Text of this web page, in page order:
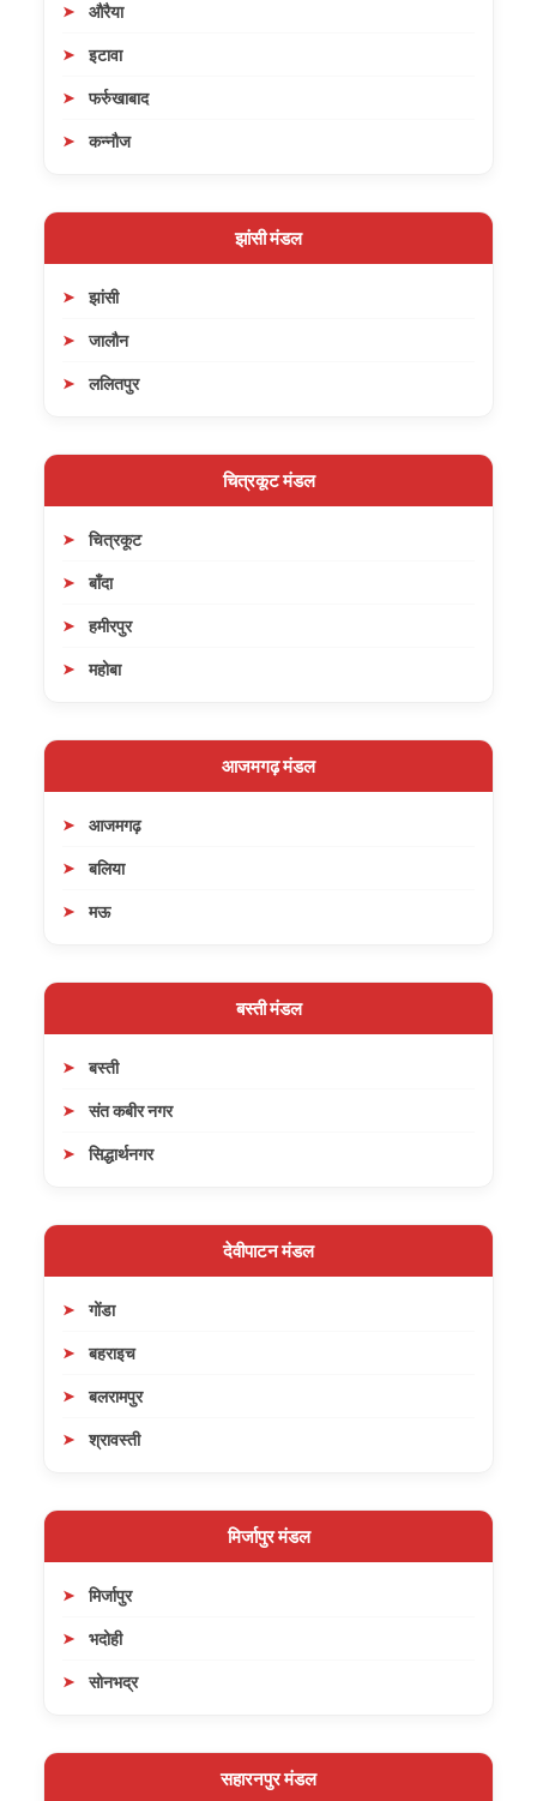
औरैया
इटावा
फर्रुखाबाद
कन्नौज
झांसी मंडल
झांसी
जालौन
ललितपुर
चित्रकूट मंडल
चित्रकूट
बाँदा
हमीरपुर
महोबा
आजमगढ़ मंडल
आजमगढ़
बलिया
मऊ
बस्ती मंडल
बस्ती
संत कबीर नगर
सिद्धार्थनगर
देवीपाटन मंडल
गोंडा
बहराइच
बलरामपुर
श्रावस्ती
मिर्जापुर मंडल
मिर्जापुर
भदोही
सोनभद्र
सहारनपुर मंडल